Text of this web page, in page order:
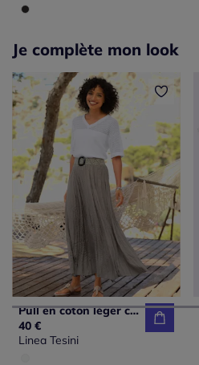
Je complète mon look
Pull en coton léger col en V avec ajourés.
40 €
Linea Tesini